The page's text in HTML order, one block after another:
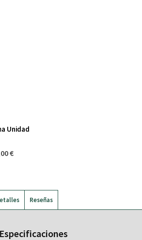
Unidad
€
Especificaciones
Reseñas